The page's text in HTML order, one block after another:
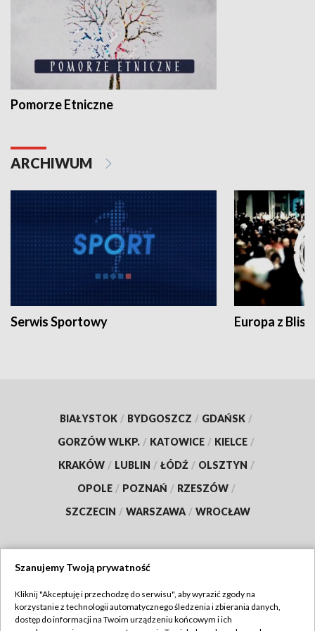
Pomorze Etniczne
ARCHIWUM
Serwis Sportowy Europa z
BIAŁYSTOK / BYDGOSZCZ / GDAŃSK /
GORZÓW WLKP. / KATOWICE / KIELCE /
KRAKÓW / LUBLIN / ŁÓDŹ / OLSZTYN /
OPOLE / POZNAŃ / RZESZÓW /
SZCZECIN / WARSZAWA / WROCŁAW
TVP
Szanujemy Twoją prywatność
Kliknij "Akceptuję i przechodzę do serwisu", aby wyrazić zgody na
korzystanie z technologii automatycznego śledzenia i zbierania danych,
dostęp do informacji na Twoim urządzeniu końcowym i ich